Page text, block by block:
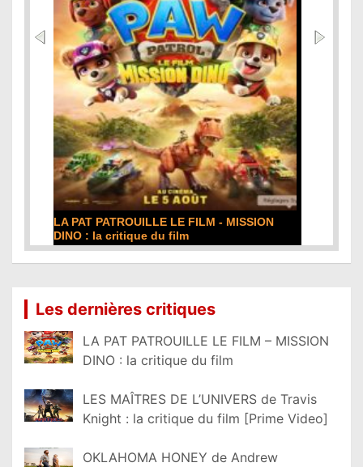
DE LA COMÉDIE-FRANÇAISE : la critique du
film
Les dernières critiques
LA PAT PATROUILLE LE FILM – MISSION
DINO : la critique du film
LES MAÎTRES DE L’UNIVERS de Travis
Knight : la critique du film [Prime Video]
OKLAHOMA HONEY de Andrew